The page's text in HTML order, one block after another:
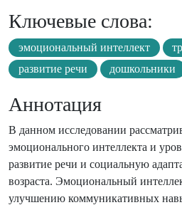
Ключевые слова:
эмоциональный интеллект
развитие речи
дошкольники
Аннотация
В данном исследовании
эмоционального интеллекта и
развитие речи и социальную
возраста. Эмоциональный
улучшению коммуникативных